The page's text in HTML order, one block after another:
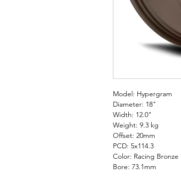
Model: Hypergram
Diameter: 18"
Width: 12.0"
Weight: 9.3 kg
Offset: 20mm
PCD: 5x114.3
Color: Racing Bronze
Bore: 73.1mm